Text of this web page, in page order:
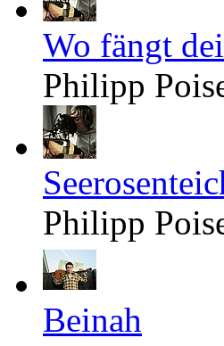
Wo fängt
Philipp
Philipp
Beinah